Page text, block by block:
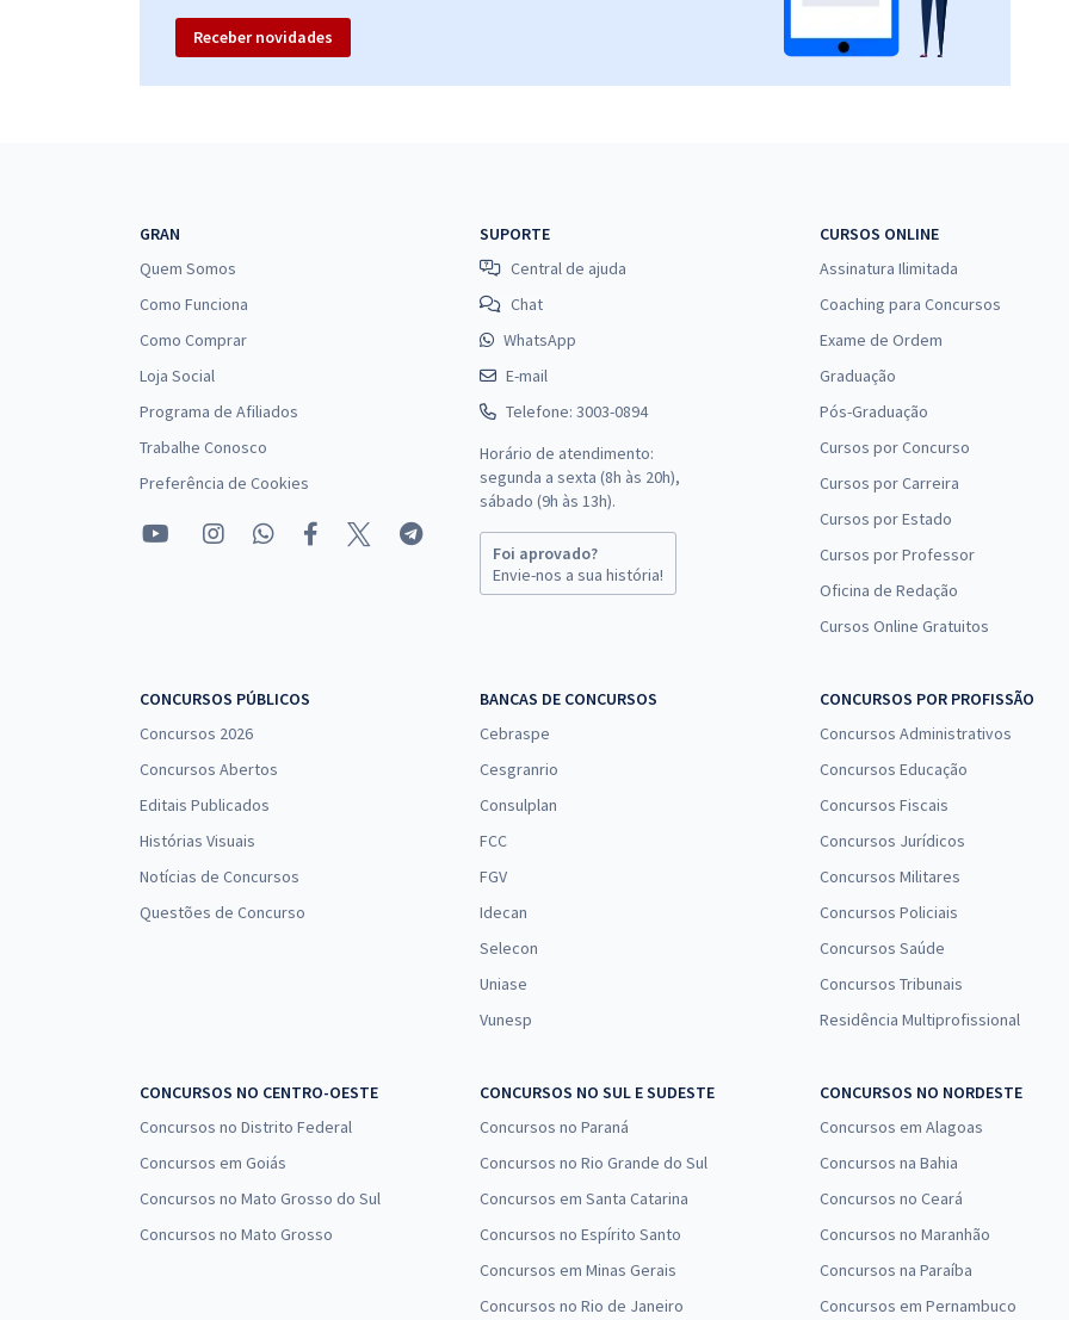
Receber novidades
GRAN
Quem Somos
Como Funciona
Como Comprar
Loja Social
Programa de Afiliados
Trabalhe Conosco
Preferência de Cookies
SUPORTE
Central de ajuda
Chat
WhatsApp
E-mail
Telefone: 3003-0894
Horário de atendimento:
segunda a sexta (8h às 20h),
sábado (9h às 13h).
Foi aprovado?
Envie-nos a sua história!
CURSOS ONLINE
Assinatura Ilimitada
Coaching para Concursos
Exame de Ordem
Graduação
Pós-Graduação
Cursos por Concurso
Cursos por Carreira
Cursos por Estado
Cursos por Professor
Oficina de Redação
Cursos Online Gratuitos
CONCURSOS PÚBLICOS
Concursos 2026
Concursos Abertos
Editais Publicados
Histórias Visuais
Notícias de Concursos
Questões de Concurso
BANCAS DE CONCURSOS
Cebraspe
Cesgranrio
Consulplan
FCC
FGV
Idecan
Selecon
Uniase
Vunesp
CONCURSOS POR PROFISSÃO
Concursos Administrativos
Concursos Educação
Concursos Fiscais
Concursos Jurídicos
Concursos Militares
Concursos Policiais
Concursos Saúde
Concursos Tribunais
Residência Multiprofissional
CONCURSOS NO CENTRO-OESTE
Concursos no Distrito Federal
Concursos em Goiás
Concursos no Mato Grosso do Sul
Concursos no Mato Grosso
CONCURSOS NO SUL E SUDESTE
Concursos no Paraná
Concursos no Rio Grande do Sul
Concursos em Santa Catarina
Concursos no Espírito Santo
Concursos em Minas Gerais
Concursos no Rio de Janeiro
CONCURSOS NO NORDESTE
Concursos em Alagoas
Concursos na Bahia
Concursos no Ceará
Concursos no Maranhão
Concursos na Paraíba
Concursos em Pernambuco